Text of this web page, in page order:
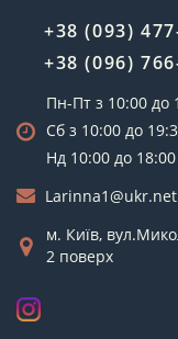
+38 (093)
+38 (096)
Пн-Пт з 10:00 до
Сб з 10:00 до
Нд 10:00 до 18:00
Larinna1@ukr.net
м. Київ,
2 поверх